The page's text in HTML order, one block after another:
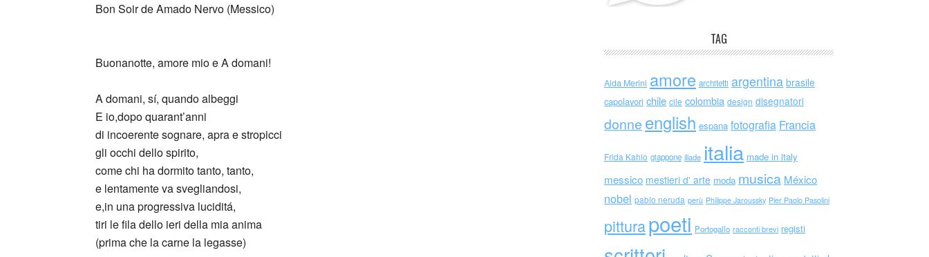
Bon Soir de Amado Nervo (Messico)
Buonanotte, amore mio e A domani!
A domani, sí, quando albeggi
E io,dopo quarant’anni
di incoerente sognare, apra e stropicci
gli occhi dello spirito,
come chi ha dormito tanto, tanto,
e lentamente va svegliandosi,
e,in una progressiva luciditá,
tiri le fila dello ieri della mia anima
(prima che la carne la legasse)
TAG
Alda Merini amore architetti argentina brasile
capolavori chile cile colombia design disegnatori
donne english espana fotografia Francia
Frida Kahlo giappone iliade italia made in italy
messico mestieri d' arte moda musica México
nobel pablo neruda perù Philippe Jaroussky Pier Paolo Pasolini
pitturapoeti Portogallo racconti brevi registi